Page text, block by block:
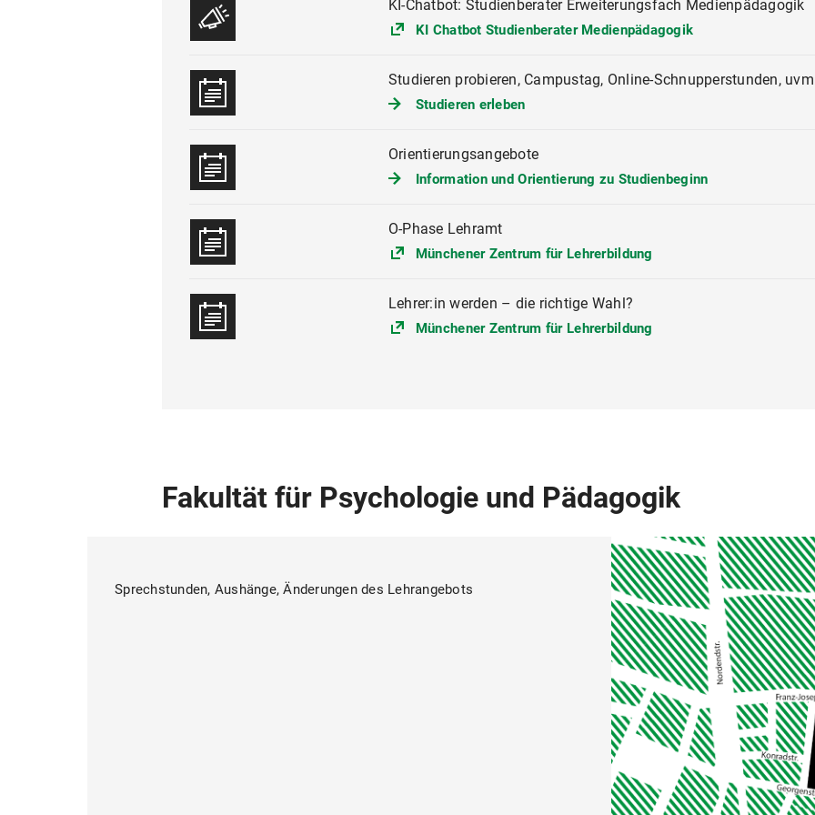
KI-Chatbot: Studienberater Erweiterungsfach Medienpädagogik
KI Chatbot Studienberater Medienpädagogik
Studieren probieren, Campustag, Online-Schnupperstunden,
Studieren erleben
Orientierungsangebote
Information und Orientierung zu Studienbeginn
O-Phase Lehramt
Münchener Zentrum für Lehrerbildung
Lehrer:in werden – die richtige Wahl?
Münchener Zentrum für Lehrerbildung
Fakultät für Psychologie und Pädagogik
Sprechstunden, Aushänge, Änderungen des Lehrangebots